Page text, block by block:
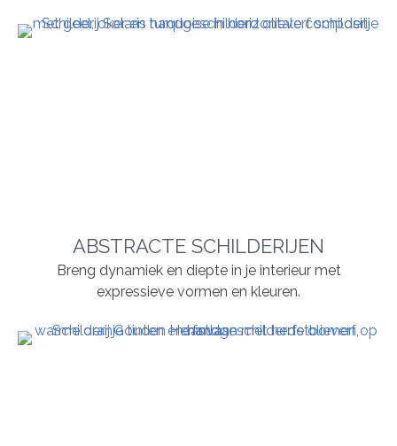
ABSTRACTE SCHILDERIJEN
Breng dynamiek en diepte in je interieur met
expressieve vormen en kleuren.